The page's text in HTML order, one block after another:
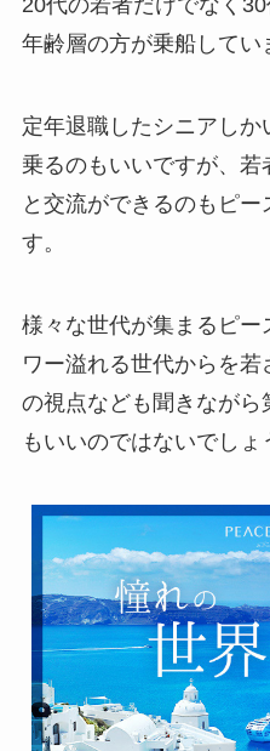
20代の若者だけでなく
年齢層の方が乗船してい
定年退職したシニアし
乗るのもいいですが、若
と交流ができるのもピ
す。
様々な世代が集まるピ
ワー溢れる世代からを
の視点なども聞きなが
もいいのではないでしょ